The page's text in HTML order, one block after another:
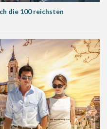
die 100 reichsten